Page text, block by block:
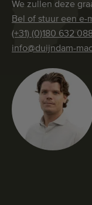
We zullen deze
Bel of stuur een e-
(+31) (0)180 632
info@duijndam-